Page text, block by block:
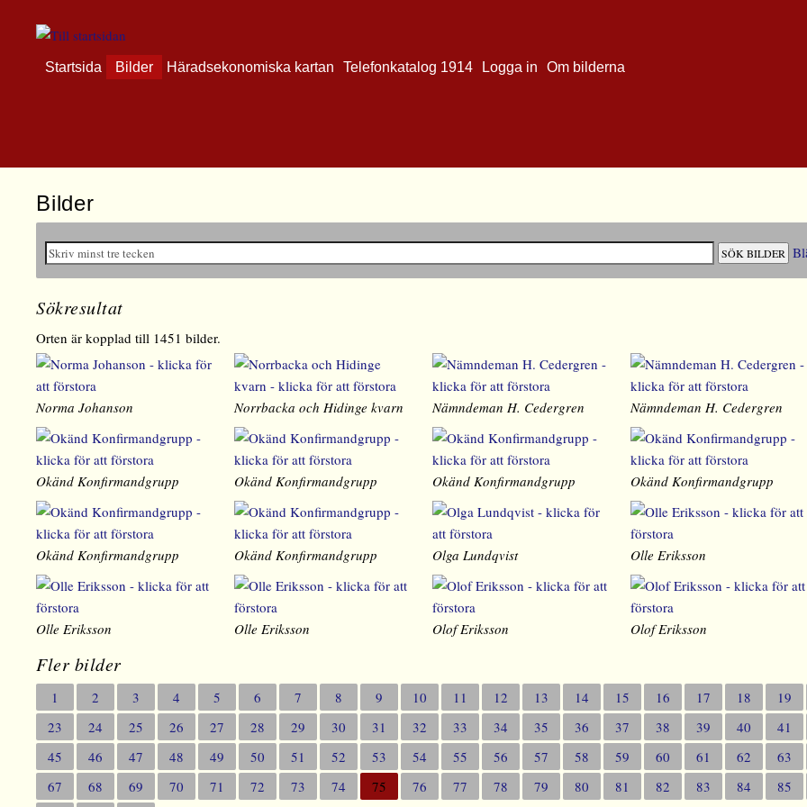
Startsida Bilder Häradsekonomiska kartan Telefonkatalog 1914 Logga in Om bilderna
Bilder
Sökresultat
Orten är kopplad till 1451 bilder.
Norma Johanson Norrbacka och Hidinge kvarn Nämndeman H. Cedergren Nämndeman H. Cedergren
Okänd Konfirmandgrupp Okänd Konfirmandgrupp Okänd Konfirmandgrupp Okänd Konfirmandgrupp
Okänd Konfirmandgrupp Okänd Konfirmandgrupp Olga Lundqvist Olle Eriksson
Olle Eriksson Olle Eriksson Olof Eriksson Olof Eriksson
Fler bilder
1 2 3 4 5 6 7 8 9 10 11 12 13 14 15 16 17 18 19
23
24 25 26 27 28 29 30 31 32 33 34 35 36 37 38 39 40 41
45
46 47 48 49 50 51 52 53 54 55 56 57 58 59 60 61 62 63
67
68 69 70 71 72 73 74 75 76 77 78 79 80 81 82 83 84 85